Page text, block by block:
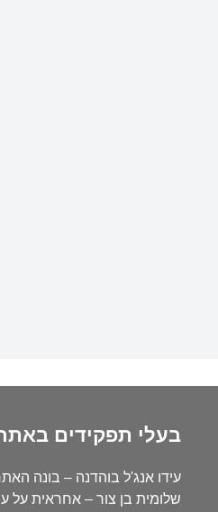
בעלי תפקידים
עידו אנג'ל בוהדנה – בונה
שלומית בן צור – אחראית על